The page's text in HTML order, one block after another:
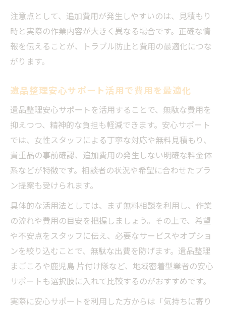
注意点として、追加費用が発生しやすいのは、見積もり
時と実際の作業内容が大きく異なる場合です。正確な情
報を伝えることが、トラブル防止と費用の最適化につな
がります。
遺品整理安心サポート活用で費用を最適化
遺品整理安心サポートを活用することで、無駄な費用を
抑えつつ、精神的な負担も軽減できます。安心サポート
では、女性スタッフによる丁寧な対応や無料見積もり、
貴重品の事前確認、追加費用の発生しない明確な料金体
系などが特徴です。相談者の状況や希望に合わせたプラ
ン提案も受けられます。
具体的な活用法としては、まず無料相談を利用し、作業
の流れや費用の目安を把握しましょう。その上で、希望
や不安点をスタッフに伝え、必要なサービスやオプショ
ンを絞り込むことで、無駄な出費を防げます。遺品整理
まごころや鹿児島 片付け隊など、地域密着型業者の安心
サポートも選択肢に入れて比較するのがおすすめです。
実際に安心サポートを利用した方からは「気持ちに寄り